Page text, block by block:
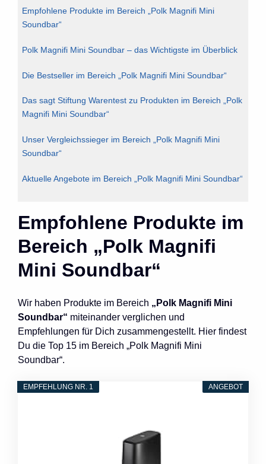
Empfohlene Produkte im Bereich „Polk Magnifi Mini
Soundbar“
Polk Magnifi Mini Soundbar – das Wichtigste im Überblick
Die Bestseller im Bereich „Polk Magnifi Mini Soundbar“
Das sagt Stiftung Warentest zu Produkten im Bereich „Polk
Magnifi Mini Soundbar“
Unser Vergleichssieger im Bereich „Polk Magnifi Mini
Soundbar“
Aktuelle Angebote im Bereich „Polk Magnifi Mini Soundbar“
Empfohlene Produkte im
Bereich „Polk Magnifi
Mini Soundbar“
Wir haben Produkte im Bereich „Polk Magnifi Mini
Soundbar“ miteinander verglichen und
Empfehlungen für Dich zusammengestellt. Hier findest
Du die Top 15 im Bereich „Polk Magnifi Mini
Soundbar“.
ANGEBOT
EMPFEHLUNG NR. 1